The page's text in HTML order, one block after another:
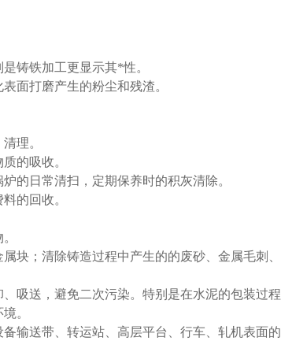
铸铁加工更显示其*性。
面打磨产生的粉尘和残渣。
理。
的吸收。
的日常清扫，定期保养时的积灰清除。
的回收。
块；清除铸造过程中产生的的废砂、金属毛刺、
吸送，避免二次污染。特别是在水泥的包装过程
。
输送带、转运站、高层平台、行车、轧机表面的